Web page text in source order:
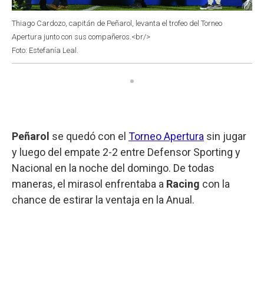
Thiago Cardozo, capitán de Peñarol, levanta el trofeo del Torneo
Apertura junto con sus compañeros.<br/>
Foto: Estefanía Leal.
Peñarol se quedó con el Torneo Apertura sin jugar
y luego del empate 2-2 entre Defensor Sporting y
Nacional en la noche del domingo. De todas
maneras, el mirasol enfrentaba a Racing con la
chance de estirar la ventaja en la Anual.